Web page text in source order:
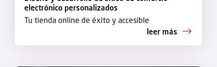
electrónico personalizados
Tu tienda online de éxito y accesible
leer más